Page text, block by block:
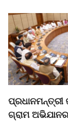
ପ୍ରଧାନମନ୍ତ୍ରୀ
ଗ୍ରାମ